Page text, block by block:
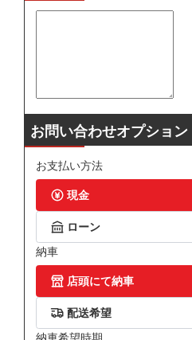
お問い合わせオプション
お支払い方法
現金
ローン
納車
店頭にて納車
配送希望
納車希望時期